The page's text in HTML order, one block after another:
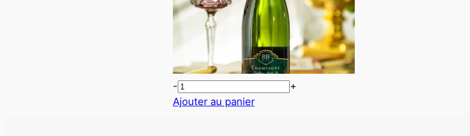
-
+
Ajouter au panier